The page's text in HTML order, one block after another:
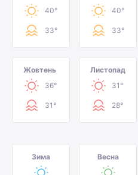
40°
33°
40°
33°
Жовтень
36°
31°
Листопад
31°
28°
Зима Весна